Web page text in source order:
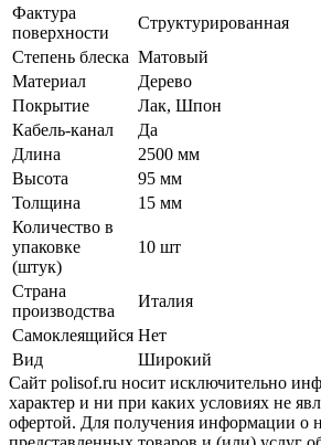
Фактура
поверхности
Структурированная
Степень блеска Матовый
Материал
Дерево
Покрытие
Лак, Шпон
Кабель-канал
Да
Длина
2500 мм
Высота
95 мм
Толщина
15 мм
Количество в
упаковке
(штук)
10 шт
Страна
производства
Италия
Самоклеящийся Нет
Вид
Широкий
Сайт polisof.ru носит исключительно
характер и ни при каких условиях не
офертой. Для получения информации о